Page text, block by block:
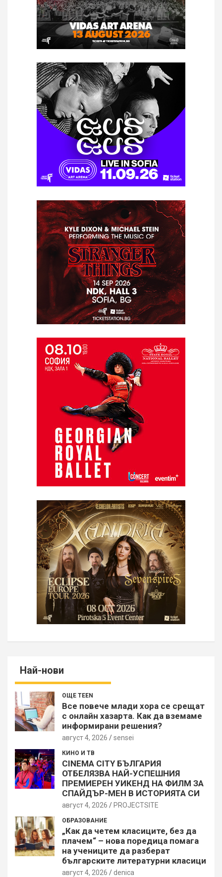
Най-нови
ОЩЕ TEEN
Все повече млади хора се срещат
с онлайн хазарта. Как да вземаме
информирани решения?
август 4, 2026 sensei
КИНО И ТВ
CINEMA CITY БЪЛГАРИЯ
ОТБЕЛЯЗВА НАЙ-УСПЕШНИЯ
ПРЕМИЕРЕН УИКЕНД НА ФИЛМ ЗА
СПАЙДЪР-МЕН В ИСТОРИЯТА СИ
август 4, 2026 PROJECTSITЕ
ОБРАЗОВАНИЕ
„Как да четем класиците, без да
плачем“ – нова поредица помага
на учениците да разберат
българските литературни класици
август 4, 2026 denica